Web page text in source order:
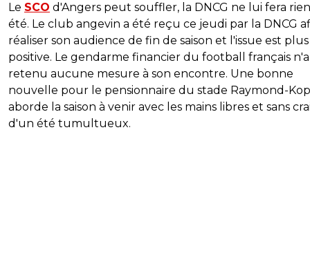
Le SCO d'Angers peut souffler, la DNCG ne lui fera
été. Le club angevin a été reçu ce jeudi par la DNCG
réaliser son audience de fin de saison et l'issue est
positive. Le gendarme financier du football français n'a
retenu aucune mesure à son encontre. Une bonne
nouvelle pour le pensionnaire du stade Raymond-
aborde la saison à venir avec les mains libres et sans
d'un été tumultueux.